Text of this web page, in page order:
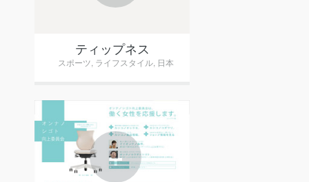
ティップネス
スポーツ ライフスタイル, 日本
+